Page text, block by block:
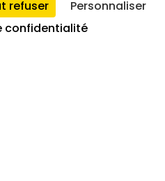
refuser
Personnaliser
confidentialité